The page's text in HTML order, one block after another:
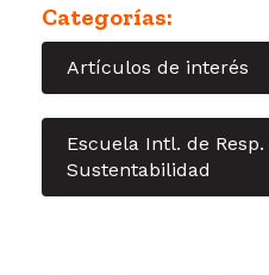
Categorías:
Artículos de interés
Escuela Intl. de Resp.
Sustentabilidad